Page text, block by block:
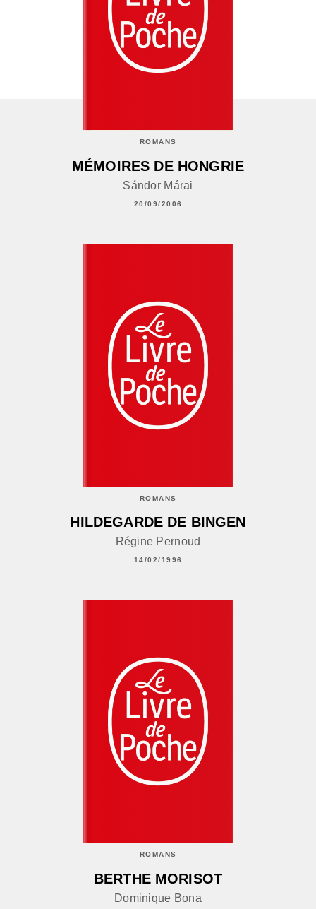
ROMANS
MÉMOIRES DE HONGRIE
Sándor Márai
20/09/2006
ROMANS
HILDEGARDE DE BINGEN
Régine Pernoud
14/02/1996
ROMANS
BERTHE MORISOT
Dominique Bona